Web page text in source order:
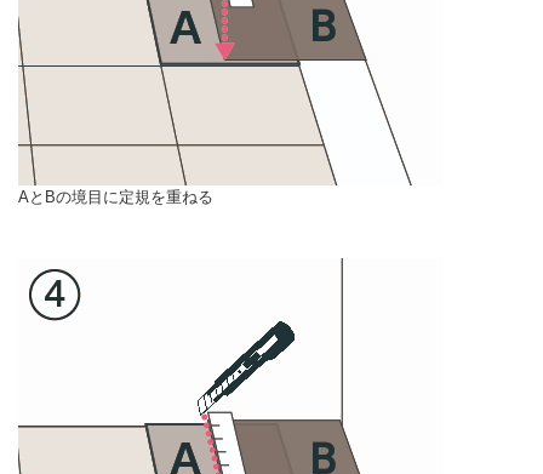
AとBの境目に定規を重ねる